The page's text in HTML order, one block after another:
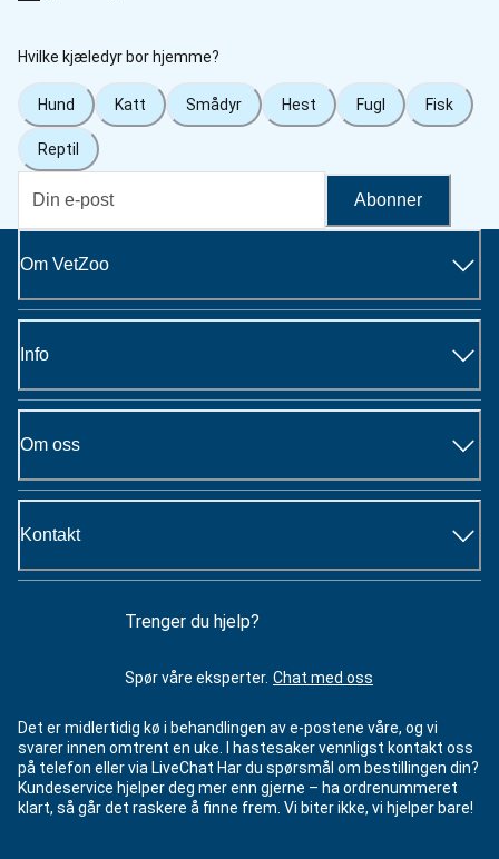
Hvilke kjæledyr bor hjemme?
Hund Katt Smådyr Hest Fugl Fisk
Reptil
Abonner
Om VetZoo
Info
Om oss
Kontakt
Trenger du hjelp?
Spør våre eksperter. Chat med oss
Det er midlertidig kø i behandlingen av e-postene våre, og vi
svarer innen omtrent en uke. I hastesaker vennligst kontakt oss
på telefon eller via LiveChat Har du spørsmål om bestillingen din?
Kundeservice hjelper deg mer enn gjerne – ha ordrenummeret
klart, så går det raskere å finne frem. Vi biter ikke, vi hjelper bare!